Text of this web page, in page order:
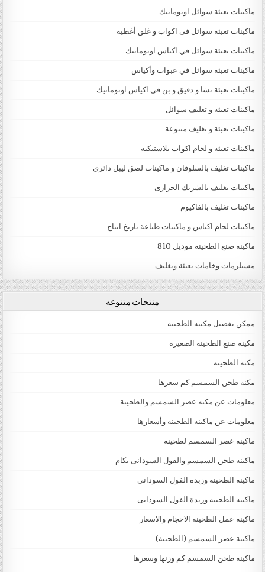
ماكينات تعبئة سوائل اوتوماتيك
ماكينات تعبئة سوائل فى اكواب و غلق أغطية
ماكينات تعبئة سوائل في اكياس اوتوماتيك
ماكينات تعبئة سوائل في عبوات وأكياس
ماكينات تعبئة نشا و دقيق و بن في اكياس اوتوماتيك
ماكينات تعبئة و تغليف سوائل
ماكينات تعبئة و تغليف متنوعة
ماكينات تعبئة و لحام اكواب بلاستيكية
ماكينات تغليف بالسلوفان و ماكينات لصق ليبل دائرى
ماكينات تغليف بالشرنك الحرارى
ماكينات تغليف بالفاكيوم
ماكينات لحام اكياس و ماكينات طباعة تاريخ انتاج
ماكينة صنع الطحينة موديل 810
مستلزمات وخامات تعبئة وتغليف
منتجات متنوعه
ممكن تفصيل مكينه الطحينه
مكينة صنع الطحينة الصغيرة
مكنه الطحينه
مكنة طحن السمسم كم سعرها
معلومات عن مكنه عصر السمسم والطحينة
معلومات عن ماكينة الطحينة وأسعارها
ماكينه عصر السمسم لطحينه
ماكينه طحن السمسم والفول السودانى بكام
ماكينه الطحينه وزبده الفول السوداني
ماكينه الطحينه وزبدة الفول السودانى
ماكينة عمل الطحينة الاحجام والاسعار
ماكينة عصر السمسم (الطحينة)
ماكينة طحن السمسم كم وزنها وسعرها